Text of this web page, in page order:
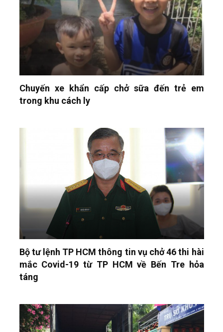
Chuyến xe khẩn cấp chở sữa đến trẻ em
trong khu cách ly
Bộ tư lệnh TP HCM thông tin vụ chở 46 thi hài
mắc Covid-19 từ TP HCM về Bến Tre hỏa
táng